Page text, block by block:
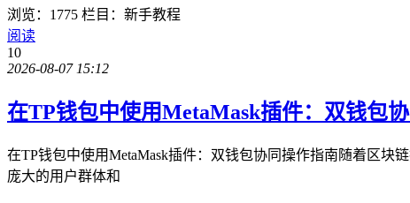
浏览：1775 栏目：新手教程
阅读
10
2026-08-07 15:12
在TP钱包中使用MetaMask插件：双钱包
在TP钱包中使用MetaMask插件：双钱包协同操作指南随着区块
庞大的用户群体和